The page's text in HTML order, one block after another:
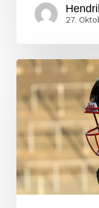
27.
Team
Germany:
„Wenn
unseren
Standard
spielen,
werden